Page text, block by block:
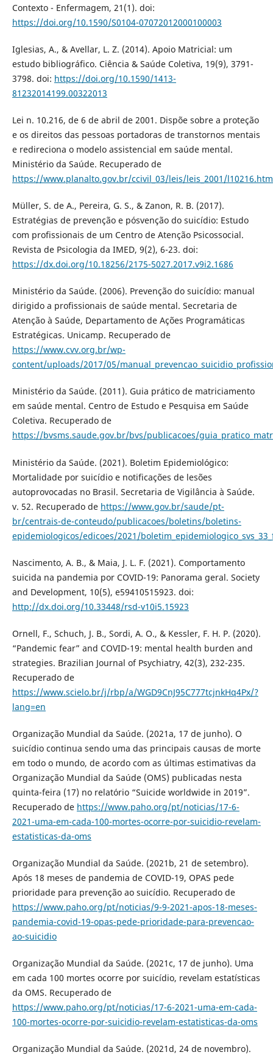
Contexto - Enfermagem, 21(1). doi:
https://doi.org/10.1590/S0104-07072012000100003
Iglesias, A., & Avellar, L. Z. (2014). Apoio Matricial: um
estudo bibliográfico. Ciência & Saúde Coletiva, 19(9), 3791-
3798. doi: https://doi.org/10.1590/1413-
81232014199.00322013
Lei n. 10.216, de 6 de abril de 2001. Dispõe sobre a proteção
e os direitos das pessoas portadoras de transtornos mentais
e redireciona o modelo assistencial em saúde mental.
Ministério da Saúde. Recuperado de
https://www.planalto.gov.br/ccivil_03/leis/leis_2001/l10216.htm
Müller, S. de A., Pereira, G. S., & Zanon, R. B. (2017).
Estratégias de prevenção e pósvenção do suicídio: Estudo
com profissionais de um Centro de Atenção Psicossocial.
Revista de Psicologia da IMED, 9(2), 6-23. doi:
https://dx.doi.org/10.18256/2175-5027.2017.v9i2.1686
Ministério da Saúde. (2006). Prevenção do suicídio: manual
dirigido a profissionais de saúde mental. Secretaria de
Atenção à Saúde, Departamento de Ações Programáticas
Estratégicas. Unicamp. Recuperado de
https://www.cvv.org.br/wp-
content/uploads/2017/05/
Ministério da Saúde. (2011). Guia prático de matriciamento
em saúde mental. Centro de Estudo e Pesquisa em Saúde
Coletiva. Recuperado de
https://bvsms.saude.gov.br/bvs/publicacoes/
Ministério da Saúde. (2021). Boletim Epidemiológico:
Mortalidade por suicídio e notificações de lesões
autoprovocadas no Brasil. Secretaria de Vigilância à Saúde.
v. 52. Recuperado de https://www.gov.br/saude/pt-
br/centrais-de-conteudo/publicacoes/boletins/boletins-
epidemiologicos/edicoes/2021/
Nascimento, A. B., & Maia, J. L. F. (2021). Comportamento
suicida na pandemia por COVID-19: Panorama geral. Society
and Development, 10(5), e59410515923. doi:
http://dx.doi.org/10.33448/rsd-v10i5.15923
Ornell, F., Schuch, J. B., Sordi, A. O., & Kessler, F. H. P. (2020).
“Pandemic fear” and COVID-19: mental health burden and
strategies. Brazilian Journal of Psychiatry, 42(3), 232-235.
Recuperado de
https://www.scielo.br/j/rbp/a/WGD9CnJ95C777tcjnkHq4Px/?
lang=en
Organização Mundial da Saúde. (2021a, 17 de junho). O
suicídio continua sendo uma das principais causas de morte
em todo o mundo, de acordo com as últimas estimativas da
Organização Mundial da Saúde (OMS) publicadas nesta
quinta-feira (17) no relatório “Suicide worldwide in 2019”.
Recuperado de https://www.paho.org/pt/noticias/17-6-
2021-uma-em-cada-100-mortes-ocorre-por-suicidio-revelam-
estatisticas-da-oms
Organização Mundial da Saúde. (2021b, 21 de setembro).
Após 18 meses de pandemia de COVID-19, OPAS pede
prioridade para prevenção ao suicídio. Recuperado de
https://www.paho.org/pt/noticias/9-9-2021-apos-18-meses-
pandemia-covid-19-opas-pede-prioridade-para-prevencao-
ao-suicidio
Organização Mundial da Saúde. (2021c, 17 de junho). Uma
em cada 100 mortes ocorre por suicídio, revelam estatísticas
da OMS. Recuperado de
https://www.paho.org/pt/noticias/17-6-2021-uma-em-cada-
100-mortes-ocorre-por-suicidio-revelam-estatisticas-da-oms
Organização Mundial da Saúde. (2021d, 24 de novembro).